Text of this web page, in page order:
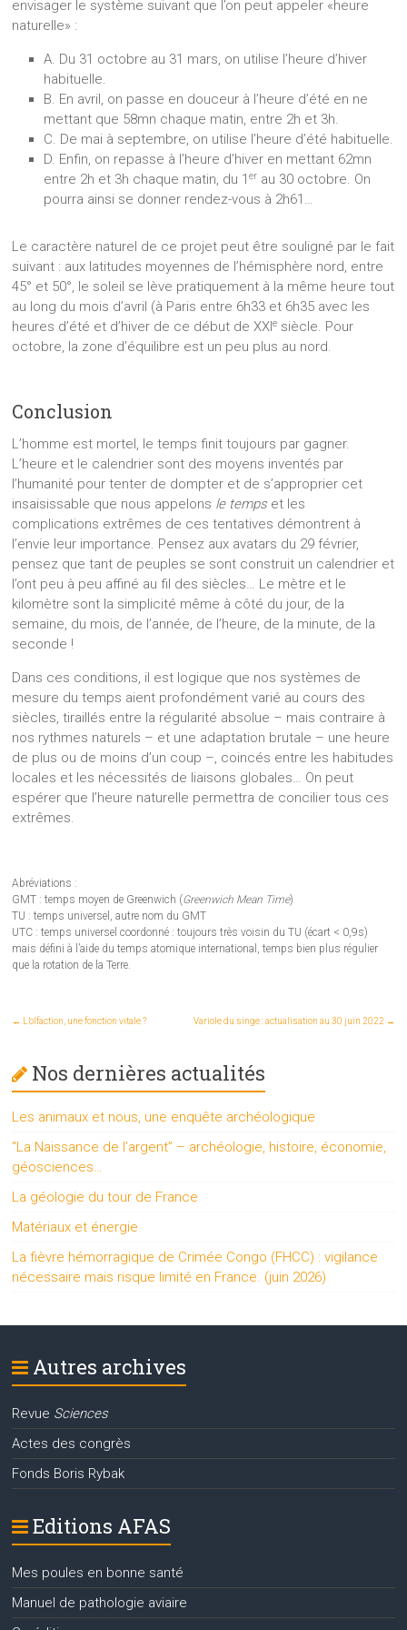
envisager le système suivant que l’on peut appeler «heure
naturelle» :
A. Du 31 octobre au 31 mars, on utilise l’heure d’hiver
habituelle.
B. En avril, on passe en douceur à l’heure d’été en ne
mettant que 58mn chaque matin, entre 2h et 3h.
C. De mai à septembre, on utilise l’heure d’été habituelle.
D. Enfin, on repasse à l’heure d’hiver en mettant 62mn
entre 2h et 3h chaque matin, du 1er au 30 octobre. On
pourra ainsi se donner rendez-vous à 2h61…
Le caractère naturel de ce projet peut être souligné par le fait
suivant : aux latitudes moyennes de l’hémisphère nord, entre
45° et 50°, le soleil se lève pratiquement à la même heure tout
au long du mois d’avril (à Paris entre 6h33 et 6h35 avec les
heures d’été et d’hiver de ce début de XXIe siècle. Pour
octobre, la zone d’équilibre est un peu plus au nord.
Conclusion
L’homme est mortel, le temps finit toujours par gagner.
L’heure et le calendrier sont des moyens inventés par
l’humanité pour tenter de dompter et de s’approprier cet
insaisissable que nous appelons le tempset les
complications extrêmes de ces tentatives démontrent à
l’envie leur importance. Pensez aux avatars du 29 février,
pensez que tant de peuples se sont construit un calendrier et
l’ont peu à peu affiné au fil des siècles… Le mètre et le
kilomètre sont la simplicité même à côté du jour, de la
semaine, du mois, de l’année, de l’heure, de la minute, de la
seconde !
Dans ces conditions, il est logique que nos systèmes de
mesure du temps aient profondément varié au cours des
siècles, tiraillés entre la régularité absolue – mais contraire à
nos rythmes naturels – et une adaptation brutale – une heure
de plus ou de moins d’un coup –, coincés entre les habitudes
locales et les nécessités de liaisons globales… On peut
espérer que l’heure naturelle permettra de concilier tous ces
extrêmes.
Abréviations :
GMT : temps moyen de Greenwich (Greenwich Mean Time)
TU : temps universel, autre nom du GMT
UTC : temps universel coordonné : toujours très voisin du TU (écart < 0,9s)
mais défini à l’aide du temps atomique international, temps bien plus régulier
que la rotation de la Terre.
← L’olfaction, une fonction vitale ? Variole du singe : actualisation au 30 juin 2022 →
Nos dernières actualités
Les animaux et nous, une enquête archéologique
“La Naissance de l’argent” – archéologie, histoire, économie,
géosciences…
La géologie du tour de France
Matériaux et énergie
La fièvre hémorragique de Crimée Congo (FHCC) : vigilance
nécessaire mais risque limité en France. (juin 2026)
Autres archives
Revue Sciences
Actes des congrès
Fonds Boris Rybak
Editions AFAS
Mes poules en bonne santé
Manuel de pathologie aviaire